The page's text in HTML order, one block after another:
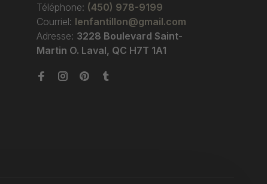
Téléphone: (450) 978-9199
Courriel: lenfantillon@gmail.com
Adresse: 3228 Boulevard Saint-
Martin O. Laval, QC H7T 1A1